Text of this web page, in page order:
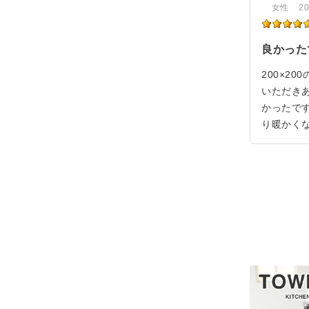
女性
良かっ
200×200
いただき
かったで
り暖かく